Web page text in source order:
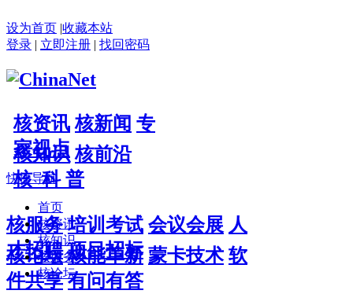
设为首页 |收藏本站
登录 | 立即注册 | 找回密码
核资讯 核新闻 专
家视点
核知识 核前沿
核 科 普
核服务 培训考试 会议会展 人
才招聘 项目招标
核论坛 核能革新 蒙卡技术 软
件共享 有问有答
快捷导航
首页
核资讯
核知识
核服务
核论坛